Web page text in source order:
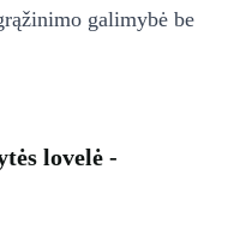
galimybė be
lovelė -